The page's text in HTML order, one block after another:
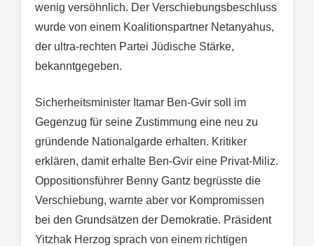
wenig versöhnlich. Der Verschiebungsbeschluss
wurde von einem Koalitionspartner Netanyahus,
der ultra-rechten Partei Jüdische Stärke,
bekanntgegeben.
Sicherheitsminister Itamar Ben-Gvir soll im
Gegenzug für seine Zustimmung eine neu zu
gründende Nationalgarde erhalten. Kritiker
erklären, damit erhalte Ben-Gvir eine Privat-Miliz.
Oppositionsführer Benny Gantz begrüsste die
Verschiebung, warnte aber vor Kompromissen
bei den Grundsätzen der Demokratie. Präsident
Yitzhak Herzog sprach von einem richtigen